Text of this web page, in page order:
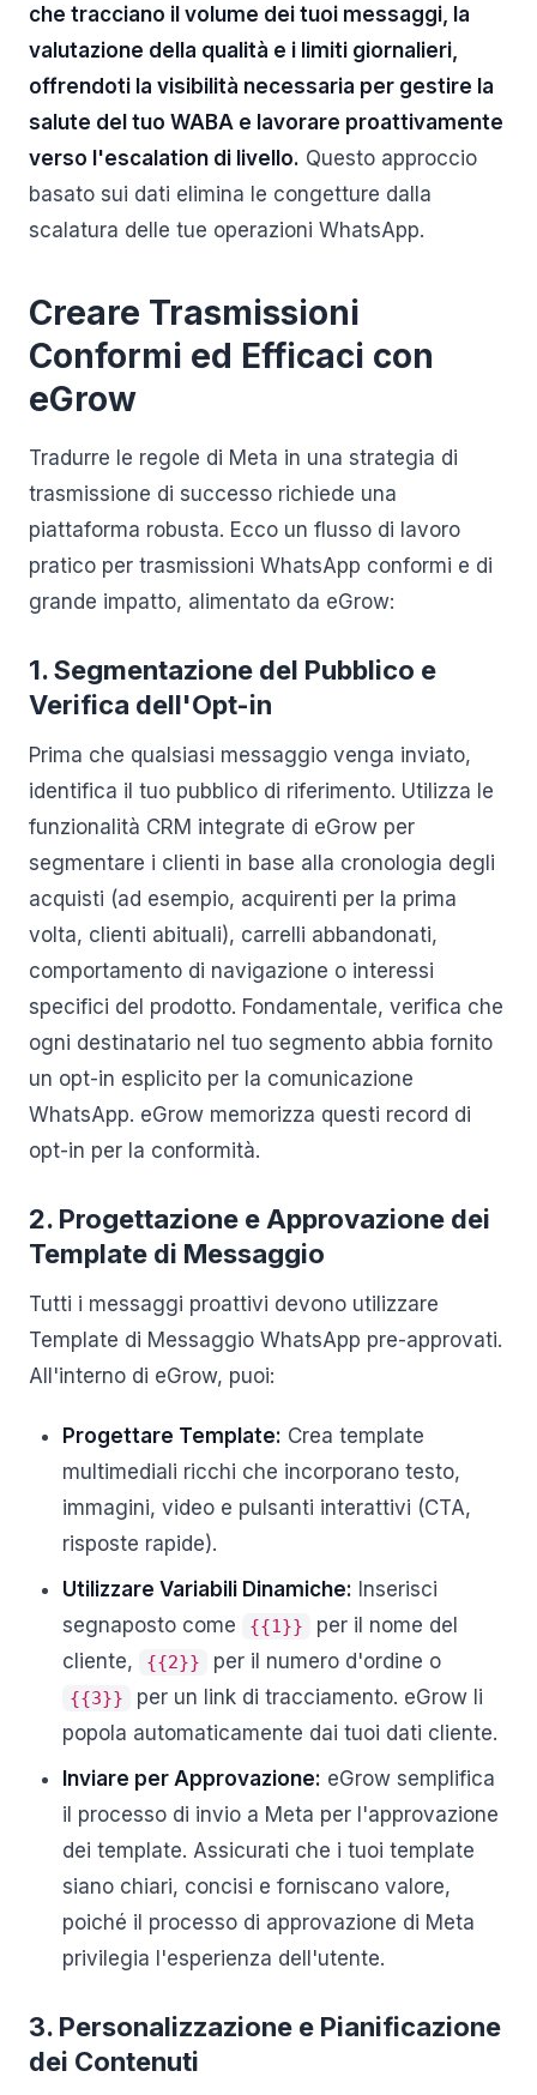
che tracciano il volume dei tuoi messaggi, la
valutazione della qualità e i limiti giornalieri,
offrendoti la visibilità necessaria per gestire la
salute del tuo WABA e lavorare proattivamente
verso l'escalation di livello. Questo approccio
basato sui dati elimina le congetture dalla
scalatura delle tue operazioni WhatsApp.
Creare Trasmissioni
Conformi ed Efficaci con
eGrow
Tradurre le regole di Meta in una strategia di
trasmissione di successo richiede una
piattaforma robusta. Ecco un flusso di lavoro
pratico per trasmissioni WhatsApp conformi e di
grande impatto, alimentato da eGrow:
1. Segmentazione del Pubblico e
Verifica dell'Opt-in
Prima che qualsiasi messaggio venga inviato,
identifica il tuo pubblico di riferimento. Utilizza le
funzionalità CRM integrate di eGrow per
segmentare i clienti in base alla cronologia degli
acquisti (ad esempio, acquirenti per la prima
volta, clienti abituali), carrelli abbandonati,
comportamento di navigazione o interessi
specifici del prodotto. Fondamentale, verifica che
ogni destinatario nel tuo segmento abbia fornito
un opt-in esplicito per la comunicazione
WhatsApp. eGrow memorizza questi record di
opt-in per la conformità.
2. Progettazione e Approvazione dei
Template di Messaggio
Tutti i messaggi proattivi devono utilizzare
Template di Messaggio WhatsApp pre-approvati.
All'interno di eGrow, puoi:
Progettare Template: Crea template
multimediali ricchi che incorporano testo,
immagini, video e pulsanti interattivi (CTA,
risposte rapide).
Utilizzare Variabili Dinamiche: Inserisci
segnaposto come
{{1}}
per il nome del
cliente,
{{2}} per il numero d'ordine o
{{3}}
per un link di tracciamento. eGrow li
popola automaticamente dai tuoi dati cliente.
Inviare per Approvazione: eGrow semplifica
il processo di invio a Meta per l'approvazione
dei template. Assicurati che i tuoi template
siano chiari, concisi e forniscano valore,
poiché il processo di approvazione di Meta
privilegia l'esperienza dell'utente.
3. Personalizzazione e Pianificazione
dei Contenuti